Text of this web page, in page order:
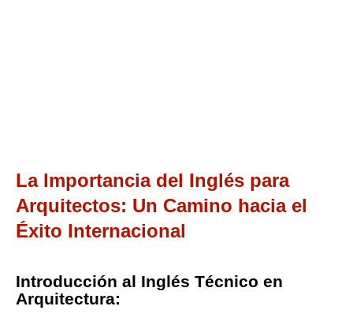
La Importancia del Inglés para
Arquitectos: Un Camino hacia el
Éxito Internacional
Introducción al Inglés Técnico en
Arquitectura: